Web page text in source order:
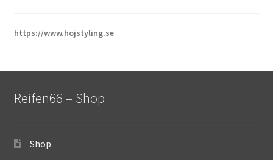
https://www.hojstyling.se
Reifen66 – Shop
Shop